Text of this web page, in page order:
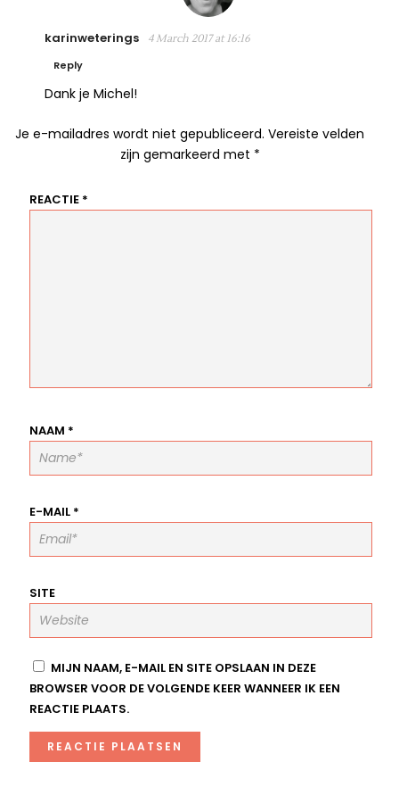
karinweterings 4 March 2017 at 16:16
Reply
Dank je Michel!
Je e-mailadres wordt niet gepubliceerd. Vereiste velden
zijn gemarkeerd met *
REACTIE *
NAAM *
E-MAIL *
SITE
MIJN NAAM, E-MAIL EN SITE OPSLAAN IN DEZE
BROWSER VOOR DE VOLGENDE KEER WANNEER IK EEN
REACTIE PLAATS.